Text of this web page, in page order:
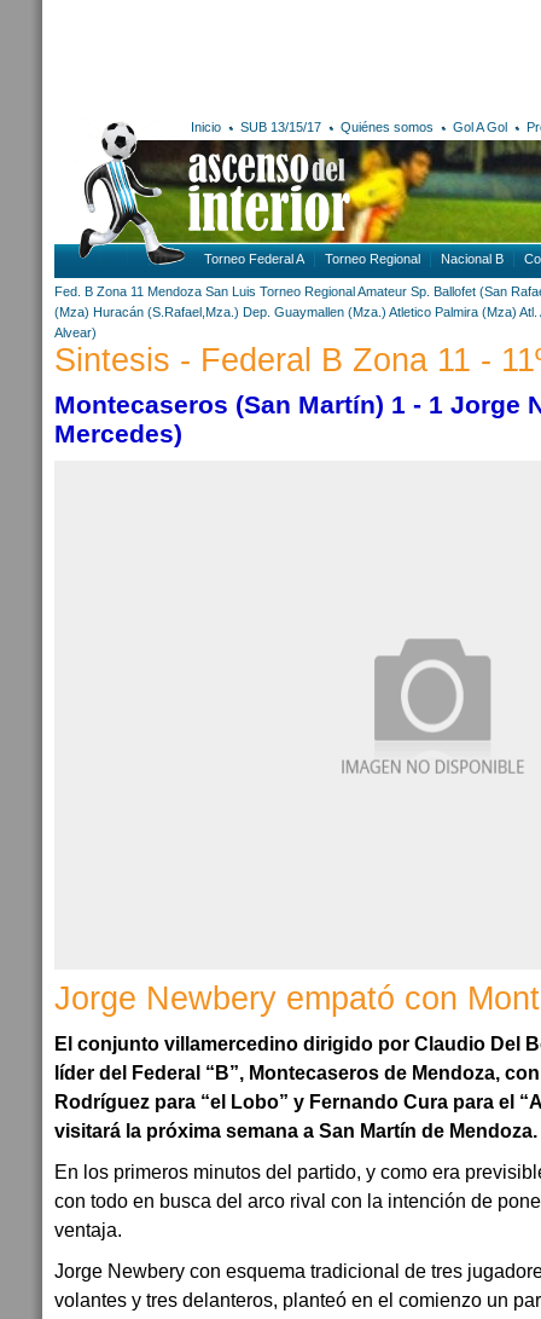
Inicio SUB 13/15/17 Quiénes somos Gol A Gol
Torneo Federal A Torneo Regional Nacional B
Fed. B Zona 11 Mendoza San Luis Torneo Regional Amateur Sp. Ballofet (San
(Mza) Huracán (S.Rafael,Mza.) Dep. Guaymallen (Mza.) Atletico Palmira (Mza) Atl.
Alvear)
Sintesis - Federal B Zona 11 -
Montecaseros (San Martín) 1 - 1 Jorge
Mercedes)
Jorge Newbery empató con
El conjunto villamercedino dirigido por Claudio Del
líder del Federal “B”, Montecaseros de Mendoza,
Rodríguez para “el Lobo” y Fernando Cura para el
visitará la próxima semana a San Martín de Mendoza.
En los primeros minutos del partido, y como era
con todo en busca del arco rival con la intención de
ventaja.
Jorge Newbery con esquema tradicional de tres
volantes y tres delanteros, planteó en el comienzo un